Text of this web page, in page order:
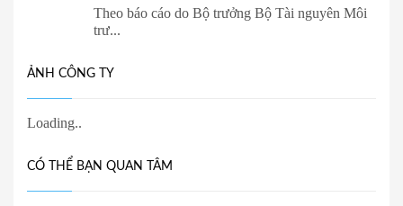
Theo báo cáo do Bộ trưởng Bộ Tài nguyên Môi
trư...
ẢNH CÔNG TY
CÓ THỂ BẠN QUAN TÂM